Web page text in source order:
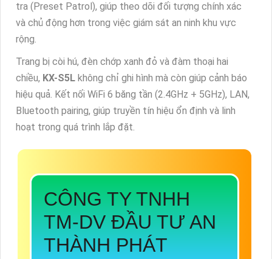
tra (Preset Patrol), giúp theo dõi đối tượng chính xác
và chủ động hơn trong việc giám sát an ninh khu vực
rộng.
Trang bị còi hú, đèn chớp xanh đỏ và đàm thoại hai
chiều, KX-S5L không chỉ ghi hình mà còn giúp cảnh báo
hiệu quả. Kết nối WiFi 6 băng tần (2.4GHz + 5GHz), LAN,
Bluetooth pairing, giúp truyền tín hiệu ổn định và linh
hoạt trong quá trình lắp đặt.
CÔNG TY TNHH
TM-DV ĐẦU TƯ AN
THÀNH PHÁT